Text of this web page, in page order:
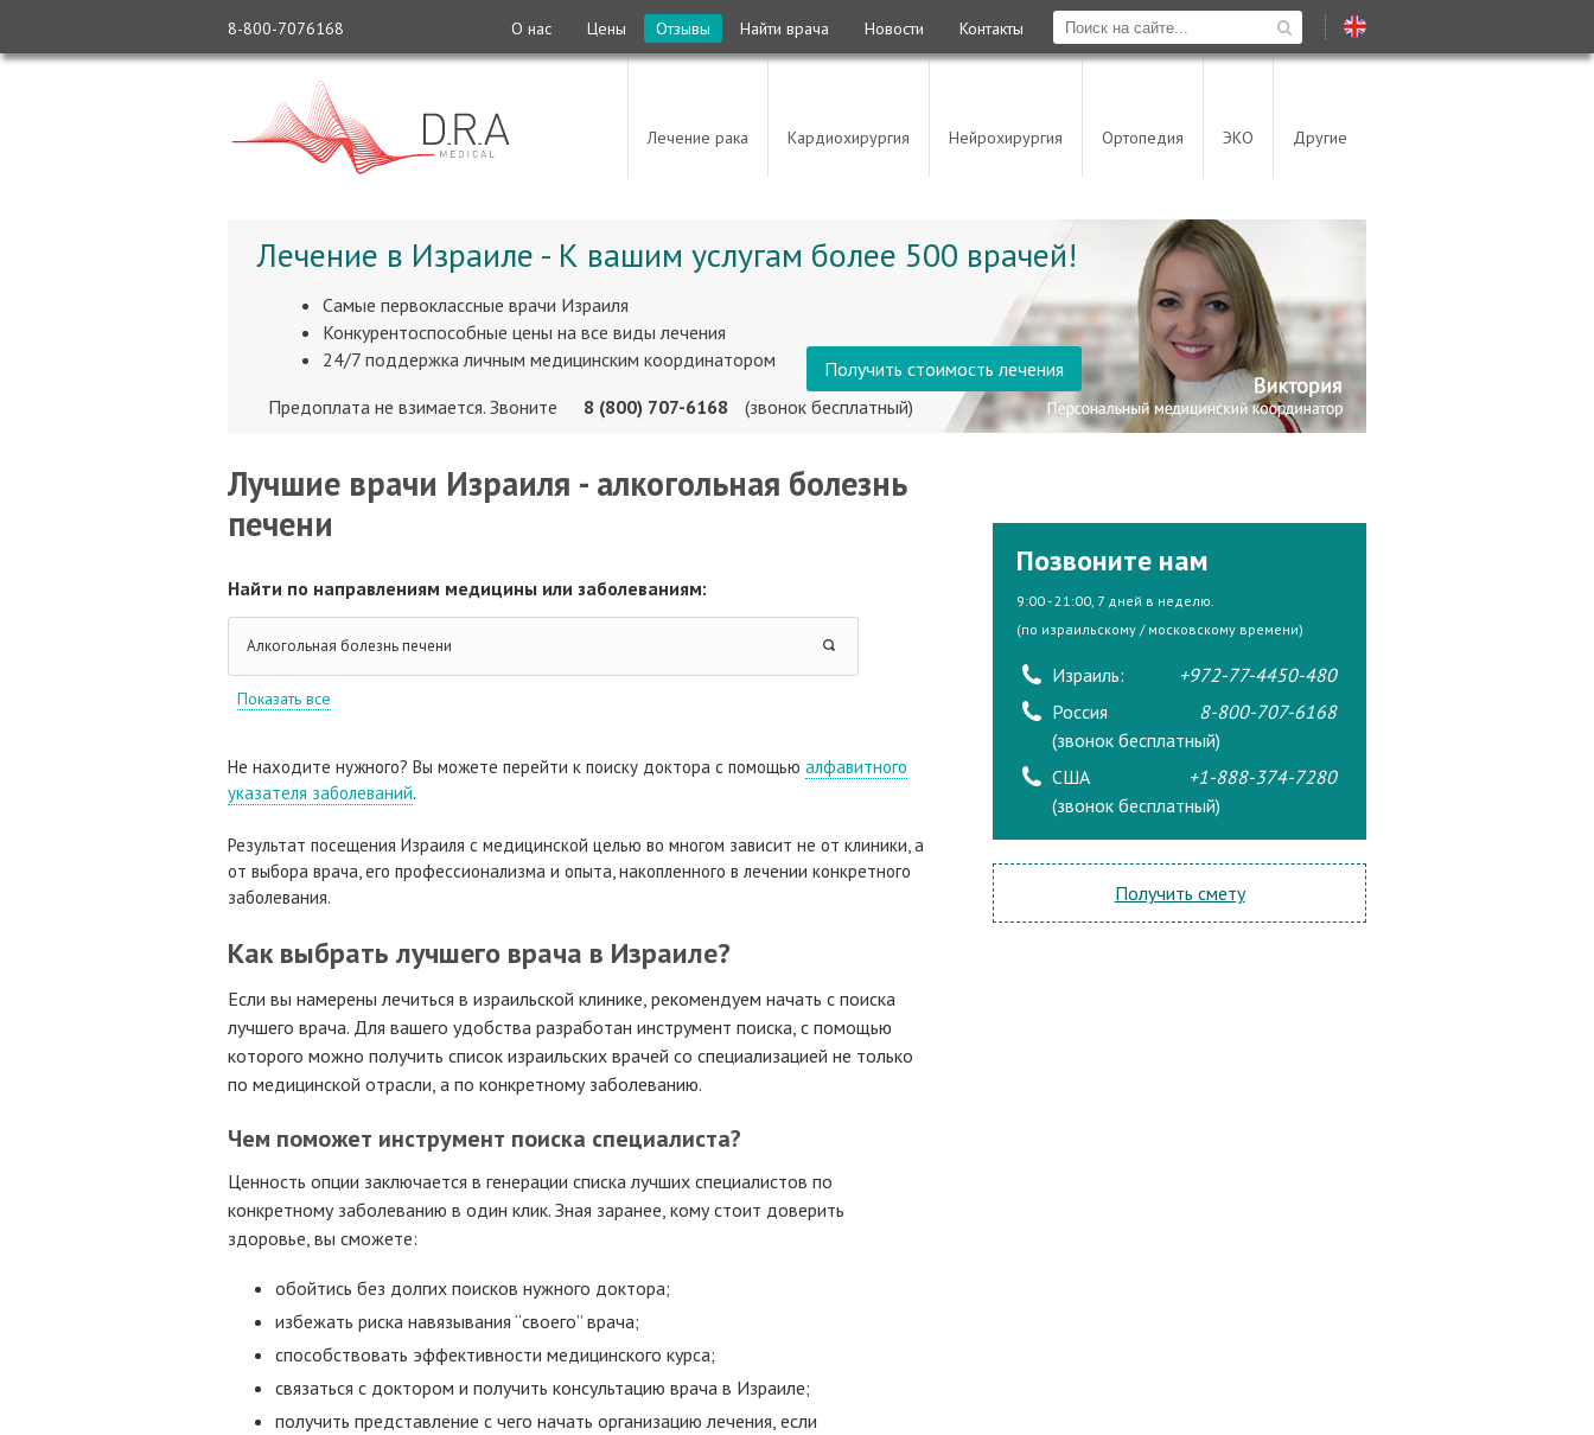
О нас Цены Отзывы Найти врача Новости Контакты
8-800-7076168
Лечение рака Кардиохирургия Нейрохирургия Ортопедия ЭКО Другие
Лечение в Израиле - К вашим услугам более 500 врачей!
Самые первоклассные врачи Израиля
Конкурентоспособные цены на все виды лечения
24/7 поддержка личным медицинским координатором
Предоплата не взимается. Звоните
8 (800) 707-6168 (звонок бесплатный)
Получить стоимость лечения
Позвоните нам
9:00 - 21:00, 7 дней в неделю.
(по израильскому / московскому времени)
Израиль:
+972-77-4450-480
Россия
(звонок бесплатный)
8-800-707-6168
США
(звонок бесплатный)
+1-888-374-7280
Получить смету
Лучшие врачи Израиля - алкогольная болезнь
печени
Найти по направлениям медицины или заболеваниям:
Алкогольная болезнь печени
Показать все
Не находите нужного? Вы можете перейти к поиску доктора с помощью алфавитного
указателя заболеваний.
Результат посещения Израиля с медицинской целью во многом зависит не от клиники, а
от выбора врача, его профессионализма и опыта, накопленного в лечении конкретного
заболевания.
Как выбрать лучшего врача в Израиле?
Если вы намерены лечиться в израильской клинике, рекомендуем начать с поиска
лучшего врача. Для вашего удобства разработан инструмент поиска, с помощью
которого можно получить список израильских врачей со специализацией не только
по медицинской отрасли, а по конкретному заболеванию.
Чем поможет инструмент поиска специалиста?
Ценность опции заключается в генерации списка лучших специалистов по
конкретному заболеванию в один клик. Зная заранее, кому стоит доверить
здоровье, вы сможете:
обойтись без долгих поисков нужного доктора;
избежать риска навязывания “своего” врача;
способствовать эффективности медицинского курса;
связаться с доктором и получить консультацию врача в Израиле;
получить представление с чего начать организацию лечения, если